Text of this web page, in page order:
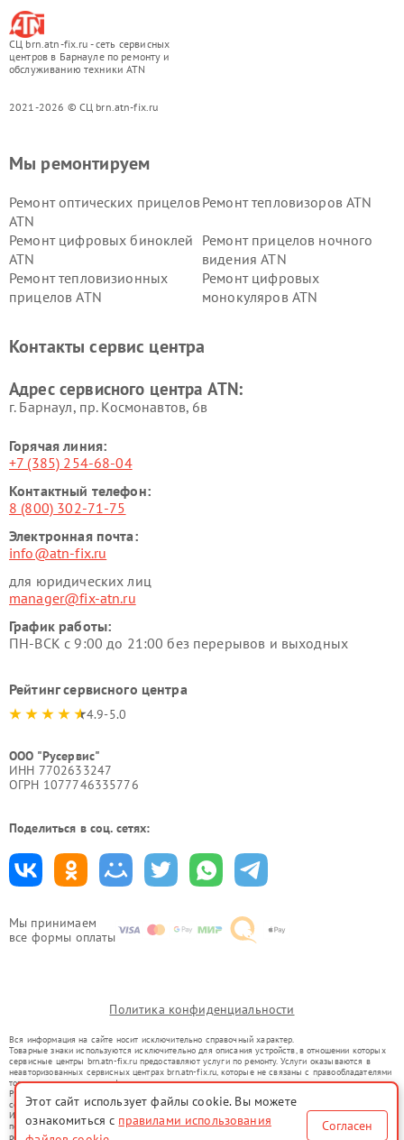
СЦ brn.atn-fix.ru - сеть сервисных
центров в Барнауле по ремонту и
обслуживанию техники ATN
2021-2026 © СЦ brn.atn-fix.ru
Мы принимаем
все формы оплаты
Мы ремонтируем
Ремонт оптических прицелов
ATN
Ремонт тепловизоров ATN
Ремонт цифровых биноклей
ATN
Ремонт прицелов ночного
видения ATN
Ремонт тепловизионных
прицелов ATN
Ремонт цифровых
монокуляров ATN
Контакты сервис центра
Адрес сервисного центра ATN:
г. Барнаул, ​пр. Космонавтов, 6в
Горячая линия:
+7 (385) 254-68-04
Контактный телефон:
8 (800) 302-71-75
Электронная почта:
info@atn-fix.ru
для юридических лиц
manager@fix-atn.ru
График работы:
ПН-ВСК с 9:00 до 21:00 без перерывов и выходных
Рейтинг сервисного центра
4.9-5.0
ООО "Русервис"
ИНН 7702633247
ОГРН 1077746335776
Поделиться в соц. сетях:
Политика конфиденциальности
Вся информация на сайте носит исключительно справочный характер.
Товарные знаки используются исключительно для описания устройств, в отношении которых
сервисные центры brn.atn-fix.ru предоставляют услуги по ремонту. Услуги оказываются в
неавторизованных сервисных центрах brn.atn-fix.ru, которые не связаны с правообладателями
товарных знаков или их официальными представителями.
Ремонт осуществляется для устройств, уже введенных в гражданский оборот в соответствии
со статьей 1487 ГК РФ.
Использование товарных знаков не преследует цели индивидуализации услуг или введения
потребителей в заблуждение, а служит для информирования о предоставляемых услугах по
ремонту техники указанных брендов.
Этот сайт использует файлы cookie. Вы можете
ознакомиться с правилами использования
Согласен